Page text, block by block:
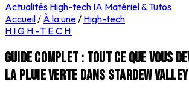
Actualités High-tech IA Matériel & Tutos
Accueil/ À la une/ High-tech
HIGH-TECH
Guide complet : tout ce que vous
la pluie verte dans Stardew Valley